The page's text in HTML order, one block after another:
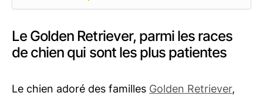
Le Golden Retriever, parmi les races
de chien qui sont les plus patientes
Le chien adoré des familles Golden Retriever,